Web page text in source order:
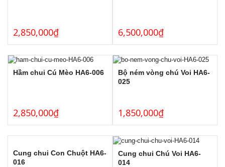
2,850,000₫ 6,500,000₫
Hầm chui Cú Mèo HA6-006
2,850,000₫
Bộ ném vòng chú Voi HA6-
025
1,850,000₫
Cung chui Con Chuột HA6-
016
Cung chui Chú Voi HA6-
014